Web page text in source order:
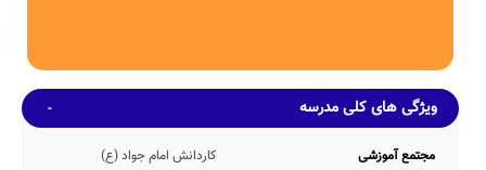
undefined دانش آموزی مدرسه و سرویس ایاب و ذهاب در صورت نیاز
اولیاء دانش آموزان و... می باشد.
همچنین در حال حاضر اطلاعاتی مبنی بر وجود و یا عدم وجود امکانات گرم
خانه غذا، سالن مطالعه، کف پوش حیاط، کمد شخصی، اتاق بهداشت،
سالن غذاخوری، کارگاه هنرهای تجسمی، اتاق بازی، سالن آمفی تئاتر، و...
ویژگی های کلی مدرسه
مجتمع آموزشی کاردانش امام جواد (ع)